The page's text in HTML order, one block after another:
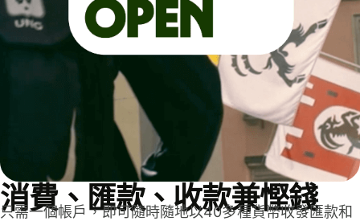
消費、匯款、收款兼慳錢
只需一個帳戶，即可隨時隨地以40多種貨幣收發匯款和